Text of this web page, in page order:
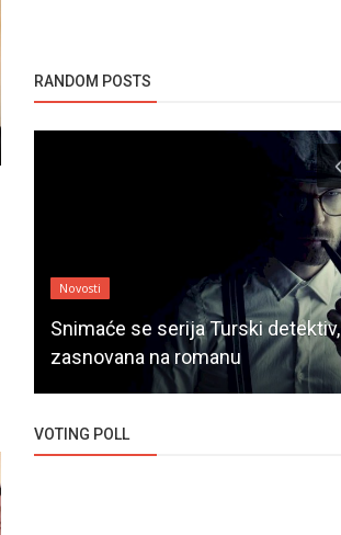
RANDOM POSTS
Novosti
Snimaće se serija Turski detektiv,
zasnovana na romanu
VOTING POLL